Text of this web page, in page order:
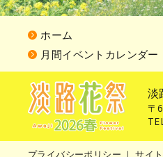
ホーム
月間イベントカレンダー
淡
〒
プライバシーポリシー ｜サイ